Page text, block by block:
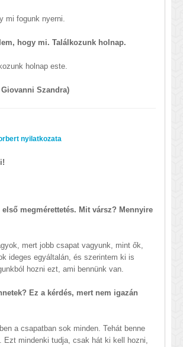
mi fogunk nyerni.
hogy mi. Találkozunk holnap.
holnap este.
Szandra)
nyilatkozata
első megmérettetés. Mit vársz? Mennyire
mert jobb csapat vagyunk, mint ők,
ideges egyáltalán, és szerintem ki is
hozni ezt, ami bennünk van.
Ez a kérdés, mert nem igazán
a csapatban sok minden. Tehát benne
Ezt mindenki tudja, csak hát ki kell hozni,